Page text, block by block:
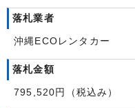
落札業者
沖縄ECOレンタカー
落札金額
795,520円（税込み）